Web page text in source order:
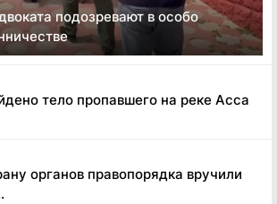
подозревают в особо
тело пропавшего на реке Асса
органов правопорядка вручили